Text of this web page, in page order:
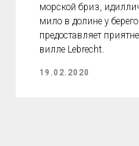
морской бриз,
мило в долине у
предоставляет
вилле Lebrecht.
19.02.2020